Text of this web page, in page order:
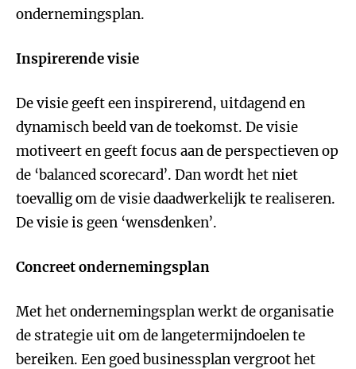
ondernemingsplan.
Inspirerende visie
De visie geeft een inspirerend, uitdagend en
dynamisch beeld van de toekomst. De visie
motiveert en geeft focus aan de perspectieven op
de ‘balanced scorecard’. Dan wordt het niet
toevallig om de visie daadwerkelijk te realiseren.
De visie is geen ‘wensdenken’.
Concreet ondernemingsplan
Met het ondernemingsplan werkt de organisatie
de strategie uit om de langetermijndoelen te
bereiken. Een goed businessplan vergroot het